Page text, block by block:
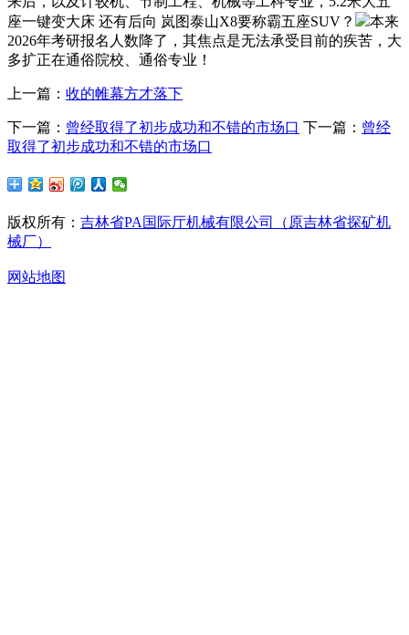
座一键变大床 还有后向 岚图泰山X8要称霸五座SUV？
本来
2026年考研报名人数降了，其焦点是无法承受目前的疾苦，大
多扩正在通俗院校、通俗专业！
上一篇： 收的帷幕方才落下
下一篇： 曾经取得了初步成功和不错的市场口 下一篇： 曾经
取得了初步成功和不错的市场口
版权所有： 吉林省PA国际厅机械有限公司（原吉林省探矿机
械厂）
网站地图